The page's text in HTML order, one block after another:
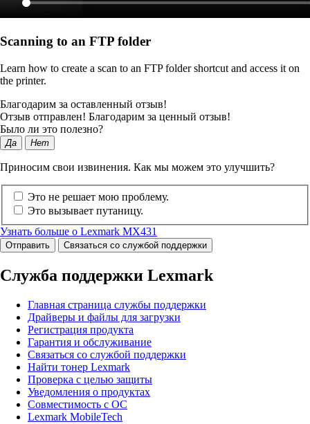
Scanning to an FTP folder
Learn how to create a scan to an FTP folder shortcut and access it on
the printer.
Благодарим за оставленный отзыв!
Отзыв отправлен! Благодарим за ценный отзыв!
Было ли это полезно?
Да Нет
Приносим свои извинения. Как мы можем это улучшить?
Это не решает мою проблему.
Это вызывает путаницу.
Узнать больше о Lexmark MX431
Отправить Связаться со службой поддержки
Служба поддержки Lexmark
Главная страница службы поддержки
Драйверы и файлы для загрузки
Регистрация продукта
Гарантия и обслуживание
Связаться со службой поддержки
Найти тонер Lexmark
Проверка с целью защиты
Уведомления о продуктах
Совместимость с ОС
Lexmark MobileTech